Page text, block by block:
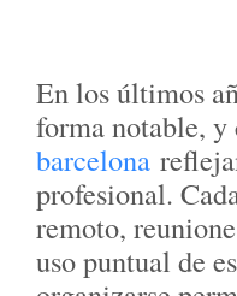
En los últimos
forma notable, y
barcelona
profesional.
remoto,
uso puntual de